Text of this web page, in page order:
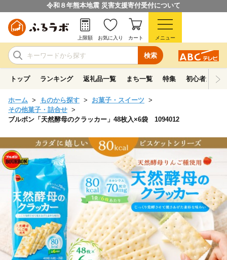
令和８年熊本地震 災害支援寄付受付について
検索
上限額 お気に入り カート メニュー
トップ ランキング 返礼品一覧 まち一覧 特集 初心者ガイド
ホーム ものから探す
お菓子・スイーツ
その他菓子・詰合せ
ブルボン「天然酵母のクラッカー」48枚入×6袋 1094012